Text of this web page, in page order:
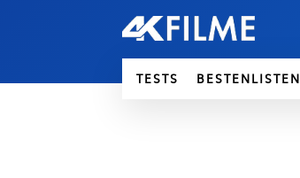
TESTS BESTENLISTEN